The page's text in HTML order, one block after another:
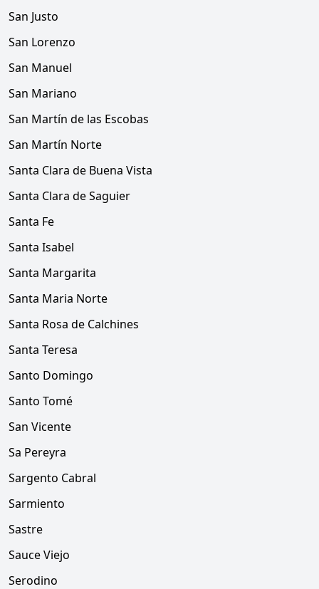
San Justo
San Lorenzo
San Manuel
San Mariano
San Martín de las Escobas
San Martín Norte
Santa Clara de Buena Vista
Santa Clara de Saguier
Santa Fe
Santa Isabel
Santa Margarita
Santa Maria Norte
Santa Rosa de Calchines
Santa Teresa
Santo Domingo
Santo Tomé
San Vicente
Sa Pereyra
Sargento Cabral
Sarmiento
Sastre
Sauce Viejo
Serodino